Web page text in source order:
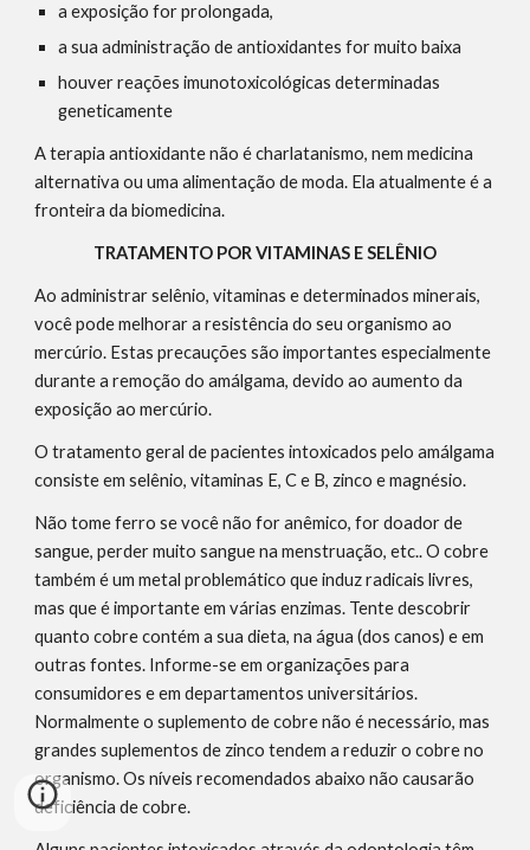
a exposição for prolongada,
a sua administração de antioxidantes for muito baixa
houver reações imunotoxicológicas determinadas
geneticamente
A terapia antioxidante não é charlatanismo, nem medicina
alternativa ou uma alimentação de moda. Ela atualmente é a
fronteira da biomedicina.
TRATAMENTO POR VITAMINAS E SELÊNIO
Ao administrar selênio, vitaminas e determinados minerais,
você pode melhorar a resistência do seu organismo ao
mercúrio. Estas precauções são importantes especialmente
durante a remoção do amálgama, devido ao aumento da
exposição ao mercúrio.
O tratamento geral de pacientes intoxicados pelo amálgama
consiste em selênio, vitaminas E, C e B, zinco e magnésio.
Não tome ferro se você não for anêmico, for doador de
sangue, perder muito sangue na menstruação, etc.. O cobre
também é um metal problemático que induz radicais livres,
mas que é importante em várias enzimas. Tente descobrir
quanto cobre contém a sua dieta, na água (dos canos) e em
outras fontes. Informe-se em organizações para
consumidores e em departamentos universitários.
Normalmente o suplemento de cobre não é necessário, mas
grandes suplementos de zinco tendem a reduzir o cobre no
organismo. Os níveis recomendados abaixo não causarão
deficiência de cobre.